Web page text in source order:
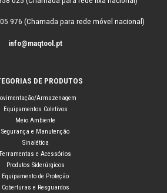
976 (Chamada para rede móvel nacional)
info@maqtool.pt
DE PRODUTOS
Armazenagem
Equipamentos Coletivos
Meio Ambiente
Segurança e Manutenção
Sinalética
Ferramentas e Acessórios
Produtos Siderúrgicos
Equipamento de Proteção
Coberturas e Resguardos